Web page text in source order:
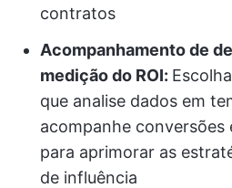
contratos
Acompanhamento de
medição do ROI:
que analise dados em
acompanhe
para aprimorar as
de influência